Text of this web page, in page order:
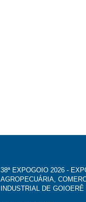
38ª EXPOGOIO 2026 -
AGROPECUÁRIA,
INDUSTRIAL DE GOIOERÊ